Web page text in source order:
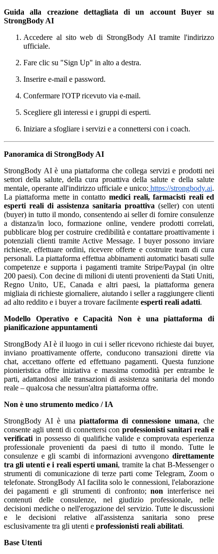
Guida alla creazione dettagliata di un account Buyer su
StrongBody AI
Accedere al sito web di StrongBody AI tramite l'indirizzo
ufficiale.
Fare clic su "Sign Up" in alto a destra.
Inserire e-mail e password.
Confermare l'OTP ricevuto via e-mail.
Scegliere gli interessi e i gruppi di esperti.
Iniziare a sfogliare i servizi e a connettersi con i coach.
Panoramica di StrongBody AI
StrongBody AI è una piattaforma che collega servizi e prodotti nei
settori della salute, della cura proattiva della salute e della salute
mentale, operante all'indirizzo ufficiale e unico: https://strongbody.ai.
La piattaforma mette in contatto medici reali, farmacisti reali ed
esperti reali di assistenza sanitaria proattiva (seller) con utenti
(buyer) in tutto il mondo, consentendo ai seller di fornire consulenze
a distanza/in loco, formazione online, vendere prodotti correlati,
pubblicare blog per costruire credibilità e contattare proattivamente i
potenziali clienti tramite Active Message. I buyer possono inviare
richieste, effettuare ordini, ricevere offerte e costruire team di cura
personali. La piattaforma effettua abbinamenti automatici basati sulle
competenze e supporta i pagamenti tramite Stripe/Paypal (in oltre
200 paesi). Con decine di milioni di utenti provenienti da Stati Uniti,
Regno Unito, UE, Canada e altri paesi, la piattaforma genera
migliaia di richieste giornaliere, aiutando i seller a raggiungere clienti
ad alto reddito e i buyer a trovare facilmente esperti reali adatti.
Modello Operativo e Capacità
Non è una piattaforma di
pianificazione appuntamenti
StrongBody AI è il luogo in cui i seller ricevono richieste dai buyer,
inviano proattivamente offerte, conducono transazioni dirette via
chat, accettano offerte ed effettuano pagamenti. Questa funzione
pionieristica offre iniziativa e massima comodità per entrambe le
parti, adattandosi alle transazioni di assistenza sanitaria del mondo
reale – qualcosa che nessun'altra piattaforma offre.
Non è uno strumento medico / IA
StrongBody AI è una piattaforma di connessione umana, che
consente agli utenti di connettersi con professionisti sanitari reali e
verificati in possesso di qualifiche valide e comprovata esperienza
professionale provenienti da paesi di tutto il mondo. Tutte le
consulenze e gli scambi di informazioni avvengono direttamente
tra gli utenti e i reali esperti umani, tramite la chat B-Messenger o
strumenti di comunicazione di terze parti come Telegram, Zoom o
telefonate. StrongBody AI facilita solo le connessioni, l'elaborazione
dei pagamenti e gli strumenti di confronto;non interferisce nei
contenuti delle consulenze, nel giudizio professionale, nelle
decisioni mediche o nell'erogazione del servizio. Tutte le discussioni
e le decisioni relative all'assistenza sanitaria sono prese
esclusivamente tra gli utenti e professionisti reali abilitati.
Base Utenti